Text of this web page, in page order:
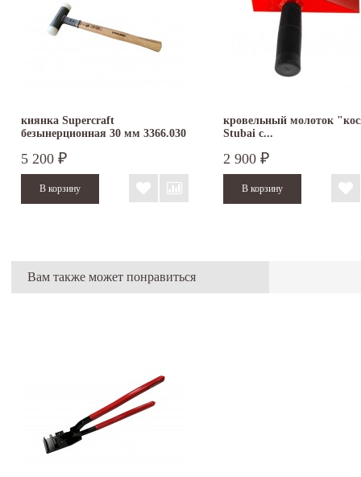
киянка Supercraft
безынерционная 30 мм 3366.030
5 200 ₽
кровельный молоток
Stubai с...
2 900 ₽
Вам также может понравиться